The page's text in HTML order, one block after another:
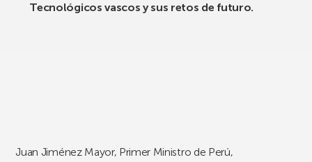
Tecnológicos vascos y sus retos de futuro.
Juan Jiménez Mayor, Primer Ministro de Perú,